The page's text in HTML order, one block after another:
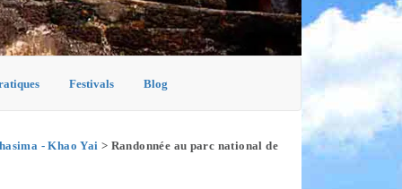
Festivals Blog
- Khao Yai > Randonnée au parc national de